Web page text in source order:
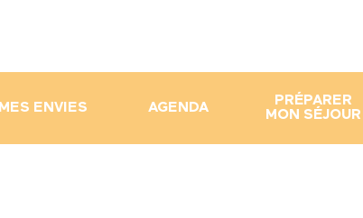
MES ENVIES AGENDA
PRÉPARER
MON SÉJOUR